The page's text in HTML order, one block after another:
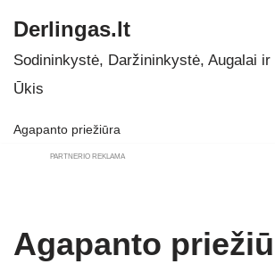
Skip
to
Derlingas.lt
Sodininkystė, Daržininkystė, Augalai ir
Ūkis
Agapanto priežiūra
PARTNERIO REKLAMA
Agapanto